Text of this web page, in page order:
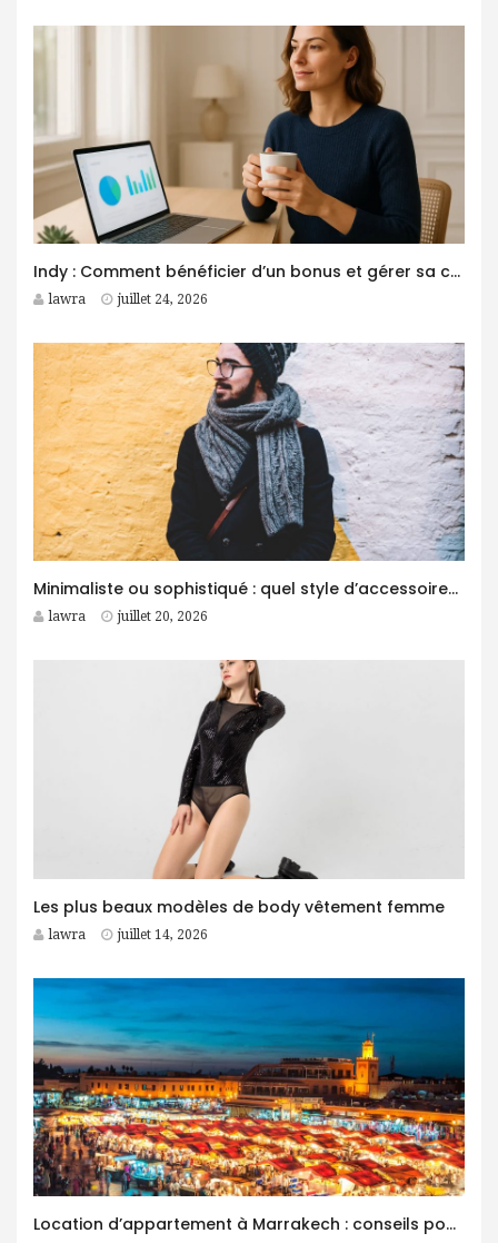
Indy : Comment bénéficier d’un bonus et gérer sa comptabilité plus facilement ?
lawra juillet 24, 2026
Minimaliste ou sophistiqué : quel style d’accessoires homme choisir ?
lawra juillet 20, 2026
Les plus beaux modèles de body vêtement femme
lawra juillet 14, 2026
Location d’appartement à Marrakech : conseils pour trouver le logement idéal